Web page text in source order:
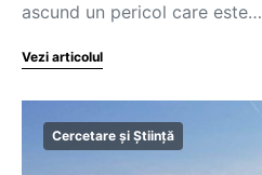
ascund un pericol care este…
Vezi articolul
Cercetare și Știință